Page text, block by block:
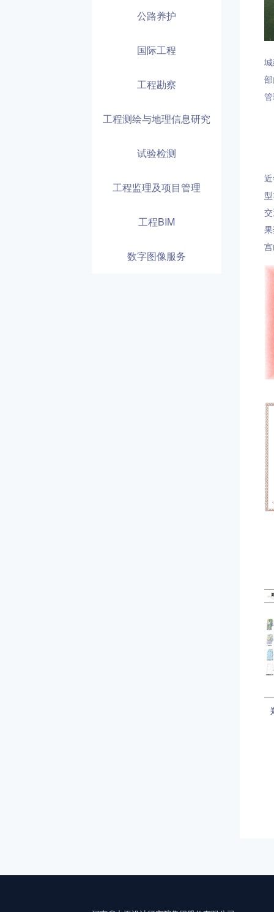
公路养护
国际工程
工程勘察
工程测绘与地理信息研究
试验检测
工程监理及项目管理
工程BIM
数字图像服务